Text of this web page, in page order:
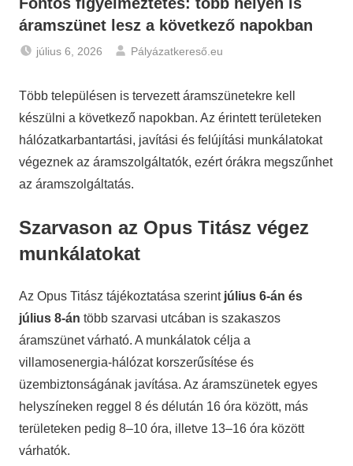
áramszünet lesz a következő napokban
július 6, 2026
Pályázatkereső.eu
Több településen is tervezett áramszünetekre kell
készülni a következő napokban. Az érintett területeken
hálózatkarbantartási, javítási és felújítási munkálatokat
végeznek az áramszolgáltatók, ezért órákra megszűnhet
az áramszolgáltatás.
Szarvason az Opus Titász végez
munkálatokat
Az Opus Titász tájékoztatása szerint július 6-án és
július 8-án több szarvasi utcában is szakaszos
áramszünet várható. A munkálatok célja a
villamosenergia-hálózat korszerűsítése és
üzembiztonságának javítása. Az áramszünetek egyes
helyszíneken reggel 8 és délután 16 óra között, más
területeken pedig 8–10 óra, illetve 13–16 óra között
várhatók.